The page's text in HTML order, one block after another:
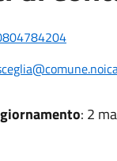
: 2